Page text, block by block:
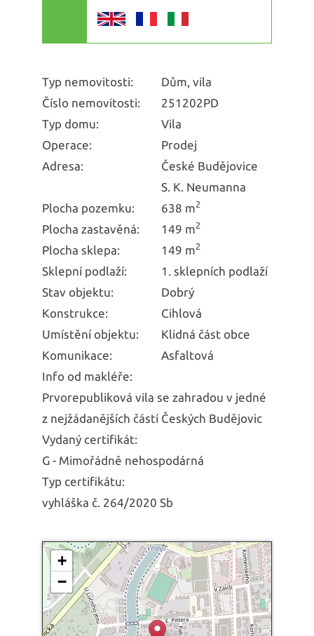
Typ nemovitosti:
Dům, vila
Číslo nemovitosti:
251202PD
Typ domu:
Vila
Operace:
Prodej
Adresa:
České Budějovice
S. K. Neumanna
Plocha pozemku:
638 m2
Plocha zastavěná: 149 m2
Plocha sklepa: 149 m2
Sklepní podlaží:
1. sklepních podlaží
Stav objektu:
Dobrý
Konstrukce:
Cihlová
Umístění objektu:
Klidná část obce
Komunikace:
Asfaltová
Info od makléře:
Prvorepubliková vila se zahradou v jedné
z nejžádanějších částí Českých Budějovic
Vydaný certifikát:
G - Mimořádně nehospodárná
Typ certifikátu:
vyhláška č. 264/2020 Sb
+
−